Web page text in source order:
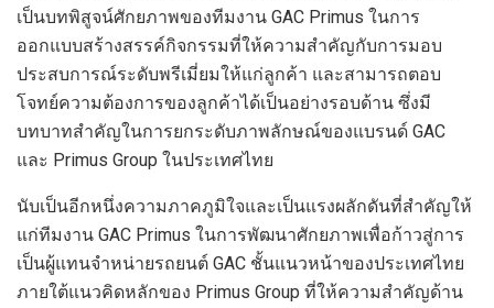
เป็นบทพิสูจน์ศักยภาพของทีมงาน GAC Primus ในการ
ออกแบบสร้างสรรค์กิจกรรมที่ให้ความสำคัญกับการมอบ
ประสบการณ์ระดับพรีเมี่ยมให้แก่ลูกค้า และสามารถตอบ
โจทย์ความต้องการของลูกค้าได้เป็นอย่างรอบด้าน ซึ่งมี
บทบาทสำคัญในการยกระดับภาพลักษณ์ของแบรนด์ GAC
และ Primus Group ในประเทศไทย
นับเป็นอีกหนึ่งความภาคภูมิใจและเป็นแรงผลักดันที่สำคัญให้
แก่ทีมงาน GAC Primus ในการพัฒนาศักยภาพเพื่อก้าวสู่การ
เป็นผู้แทนจำหน่ายรถยนต์ GAC ชั้นแนวหน้าของประเทศไทย
ภายใต้แนวคิดหลักของ Primus Group ที่ให้ความสำคัญด้าน